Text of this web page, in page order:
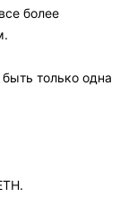
более
только одна